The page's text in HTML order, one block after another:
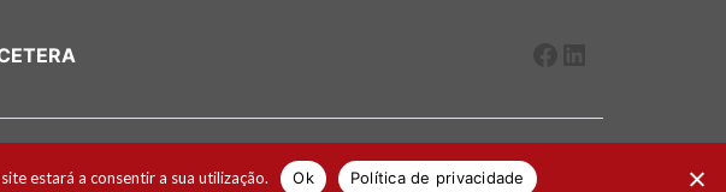
estará a consentir a sua utilização. Ok Política de privacidade